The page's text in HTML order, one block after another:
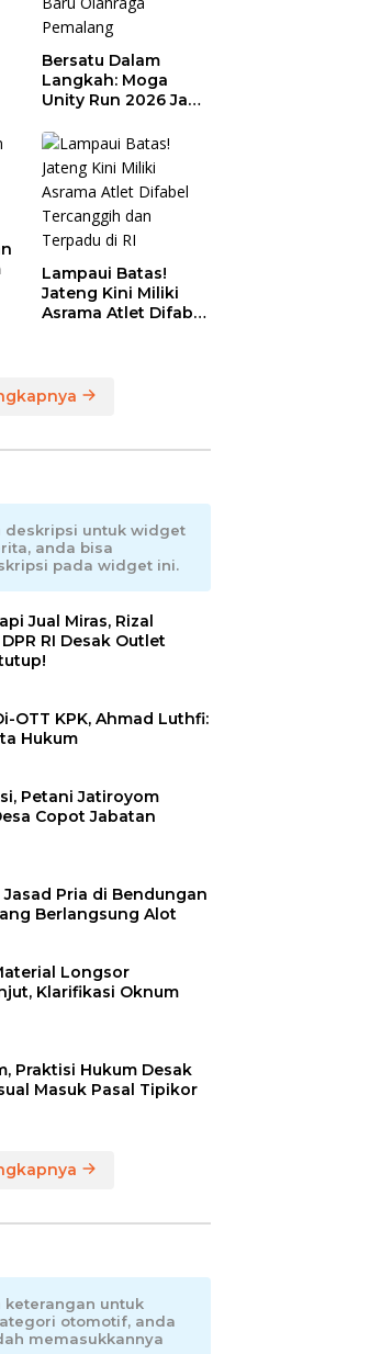
Bersatu Dalam
Langkah: Moga
Unity Run 2026 Jadi
Olahraga Pemalang
Lampaui Batas!
Jateng Kini Miliki
Asrama Atlet Difabel
deskripsi untuk widget
anda bisa
pada widget ini.
Jual Miras, Rizal
RI Desak Outlet
OTT KPK, Ahmad Luthfi:
Hukum
Petani Jatiroyom
Copot Jabatan
Jasad Pria di Bendungan
Berlangsung Alot
Longsor
Klarifikasi Oknum
Praktisi Hukum Desak
Masuk Pasal Tipikor
keterangan untuk
otomotif, anda
memasukkannya